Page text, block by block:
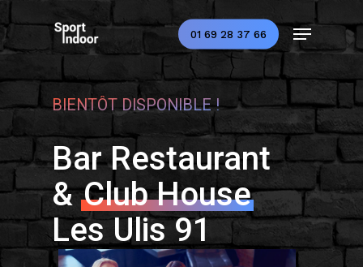
to
main
01 69 28 37 66
Menu
BIENTÔT DISPONIBLE !
Bar Restaurant
&Club House
Les Ulis 91
Close